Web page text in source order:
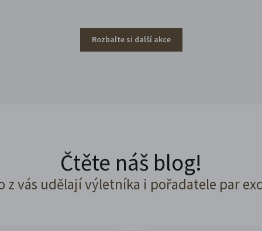
Rozbalte si další akce
Čtěte náš blog!
z vás udělají výletníka i pořadatele par